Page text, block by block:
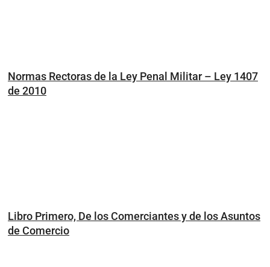
Normas Rectoras de la Ley Penal Militar – Ley 1407
de 2010
Libro Primero, De los Comerciantes y de los Asuntos
de Comercio